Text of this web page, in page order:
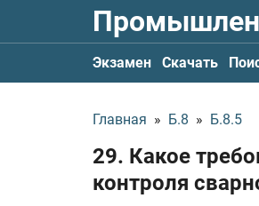
Экзамен Скачать
Главная » Б.8 » Б.8.5
29. Какое
контроля